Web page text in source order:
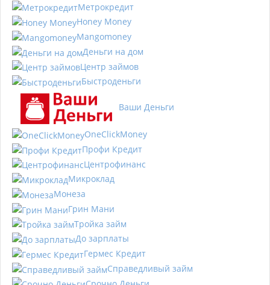
Метрокредит
Honey Money
Mangomoney
Деньги на дом
Центр займов
Быстроденьги
Ваши Деньги
OneClickMoney
Профи Кредит
Центрофинанс
Микроклад
Монеза
Грин Мани
Тройка займ
До зарплаты
Гермес Кредит
Справедливый займ